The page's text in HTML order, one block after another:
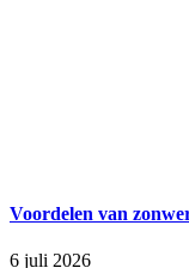
Voordelen van
6 juli 2026